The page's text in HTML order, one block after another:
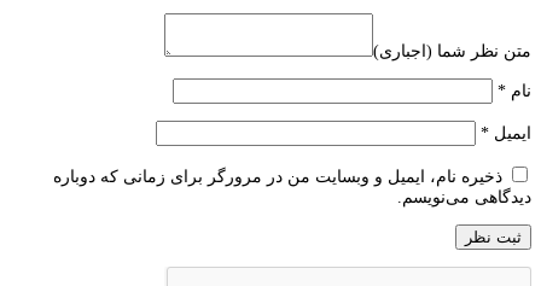
متن نظر شما (اجباری)
نام *
ایمیل *
ذخیره نام، ایمیل و وبسایت من در مرورگر برای زمانی که دوباره
دیدگاهی می‌نویسم.